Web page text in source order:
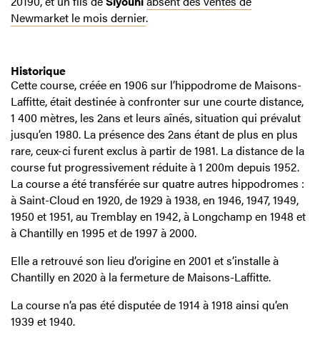
Newmarket le mois dernier.
Historique
Cette course, créée en 1906 sur l’hippodrome de Maisons-
Laffitte, était destinée à confronter sur une courte distance,
1 400 mètres, les 2ans et leurs aînés, situation qui prévalut
jusqu’en 1980. La présence des 2ans étant de plus en plus
rare, ceux-ci furent exclus à partir de 1981. La distance de la
course fut progressivement réduite à 1 200m depuis 1952.
La course a été transférée sur quatre autres hippodromes :
à Saint-Cloud en 1920, de 1929 à 1938, en 1946, 1947, 1949,
1950 et 1951, au Tremblay en 1942, à Longchamp en 1948 et
à Chantilly en 1995 et de 1997 à 2000.
Elle a retrouvé son lieu d’origine en 2001 et s’installe à
Chantilly en 2020 à la fermeture de Maisons-Laffitte.
La course n’a pas été disputée de 1914 à 1918 ainsi qu’en
1939 et 1940.